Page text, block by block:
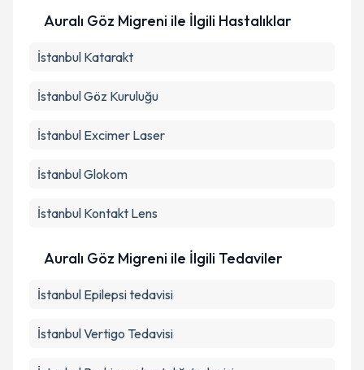
Auralı Göz Migreni ile İlgili Hastalıklar
İstanbul Katarakt
İstanbul Göz Kuruluğu
İstanbul Excimer Laser
İstanbul Glokom
İstanbul Kontakt Lens
Auralı Göz Migreni ile İlgili Tedaviler
İstanbul Epilepsi tedavisi
İstanbul Vertigo Tedavisi